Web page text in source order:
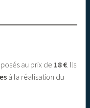
au prix de 18 € . Ils
à la réalisation du